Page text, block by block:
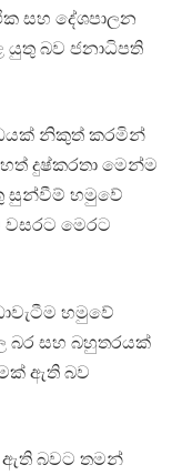
සහ දේශපාලන
යුතු බව ජනාධිපති
නිකුත් කරමින්
දුෂ්කරතා මෙන්ම
සුන්වීම් හමුවේ
මෙරට
හමුවේ
බර සහ බහුතරයක්
ඇති බව
ඇති බවට තමන්